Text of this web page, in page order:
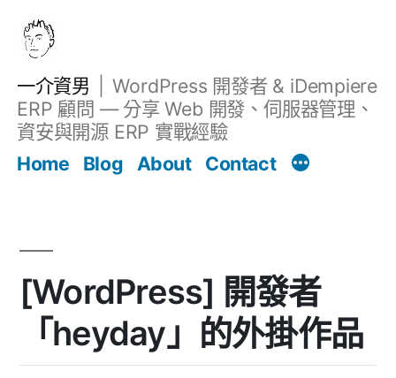
一介資男
WordPress 開發者 & iDempiere
ERP 顧問 — 分享 Web 開發、伺服器管理、
資安與開源 ERP 實戰經驗
Home
Blog About Contact
[WordPress] 開發者
「heyday」的外掛作品
文章 Filter